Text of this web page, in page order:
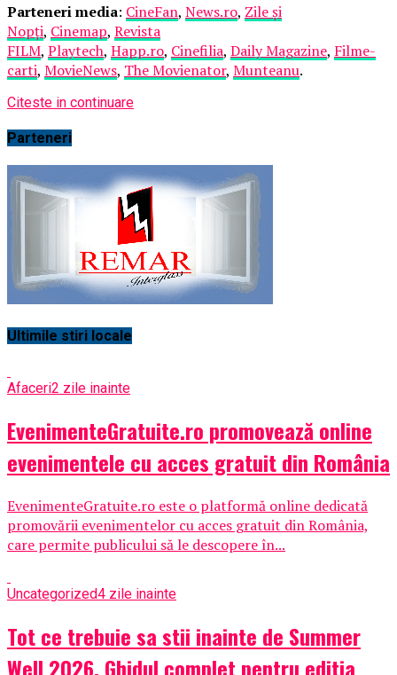
Parteneri media: CineFan, News.ro, Zile și
Nopți, Cinemap, Revista
FILM, Playtech, Happ.ro, Cinefilia, Daily Magazine, Filme-
carti, MovieNews, The Movienator, Munteanu.
Citeste in continuare
Parteneri
Ultimile stiri locale
Afaceri2 zile inainte
EvenimenteGratuite.ro promovează online
evenimentele cu acces gratuit din România
EvenimenteGratuite.ro este o platformă online dedicată
promovării evenimentelor cu acces gratuit din România,
care permite publicului să le descopere în...
Uncategorized4 zile inainte
Tot ce trebuie sa stii inainte de Summer
Well 2026. Ghidul complet pentru editia